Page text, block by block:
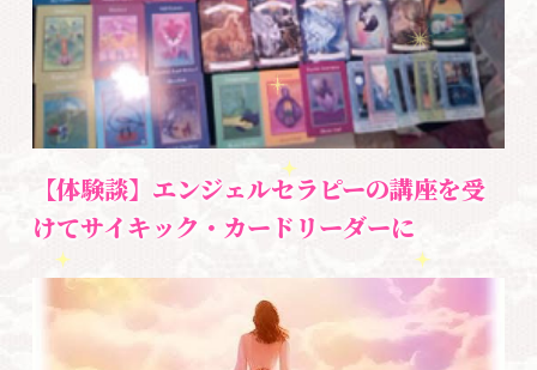
悩み・体験談
2026.06.25
体験談【トラウマ根こそぎごっそりセラ
ピー】執着を手放す
2026.06.24
今、この瞬間を大切に生きる方法とは！
【体験談】エンジェルセラピーの講座を受
けてサイキック・カードリーダーに